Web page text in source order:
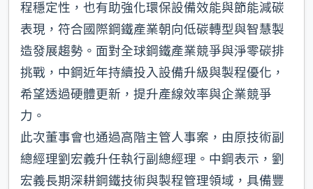
程穩定性，也有助強化環保設備效能與節能減碳
表現，符合國際鋼鐵產業朝向低碳轉型與智慧製
造發展趨勢。面對全球鋼鐵產業競爭與淨零碳排
挑戰，中鋼近年持續投入設備升級與製程優化，
希望透過硬體更新，提升產線效率與企業競爭
力。
此次董事會也通過高階主管人事案，由原技術副
總經理劉宏義升任執行副總經理。中鋼表示，劉
宏義長期深耕鋼鐵技術與製程管理領域，具備豐